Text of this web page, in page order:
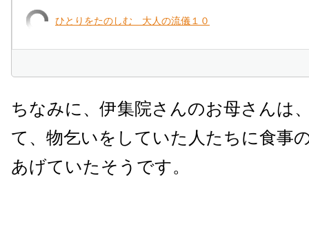
ひとりをたのしむ 大人の流儀１０
ちなみに、伊集院さんのお母さんは
て、物乞いをしていた人たちに食事
あげていたそうです。